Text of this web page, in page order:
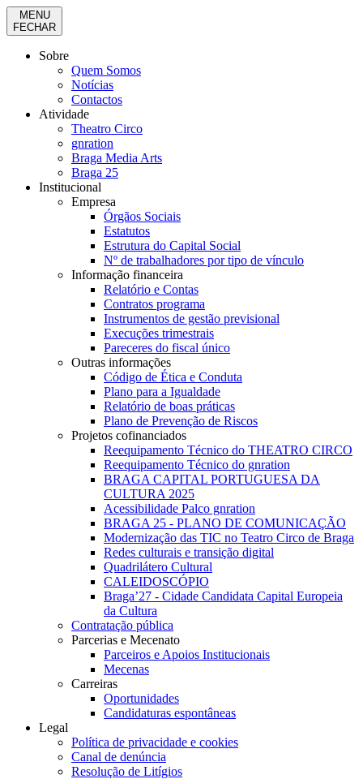
MENU
FECHAR
Sobre
Quem Somos
Notícias
Contactos
Atividade
Theatro Circo
gnration
Braga Media Arts
Braga 25
Institucional
Empresa
Órgãos Sociais
Estatutos
Estrutura do Capital Social
Nº de trabalhadores por tipo de vínculo
Informação financeira
Relatório e Contas
Contratos programa
Instrumentos de gestão previsional
Execuções trimestrais
Pareceres do fiscal único
Outras informações
Código de Ética e Conduta
Plano para a Igualdade
Relatório de boas práticas
Plano de Prevenção de Riscos
Projetos cofinanciados
Reequipamento Técnico do THEATRO CIRCO
Reequipamento Técnico do gnration
BRAGA CAPITAL PORTUGUESA DA
CULTURA 2025
Acessibilidade Palco gnration
BRAGA 25 - PLANO DE COMUNICAÇÃO
Modernização das TIC no Teatro Circo de Braga
Redes culturais e transição digital
Quadrilátero Cultural
CALEIDOSCÓPIO
Braga’27 - Cidade Candidata Capital Europeia
da Cultura
Contratação pública
Parcerias e Mecenato
Parceiros e Apoios Institucionais
Mecenas
Carreiras
Oportunidades
Candidaturas espontâneas
Legal
Política de privacidade e cookies
Canal de denúncia
Resolução de Litígios